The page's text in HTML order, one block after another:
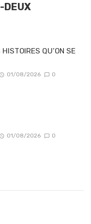
DEUX
QU’ON SE
01/08/2026 0
01/08/2026 0